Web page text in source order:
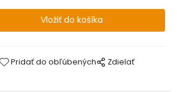
Pridať do obľúbených Zdielať